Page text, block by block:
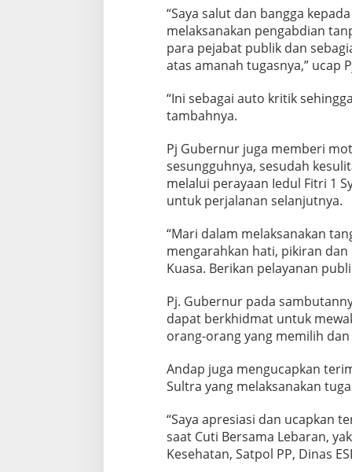
“Saya salut dan bangga
melaksanakan pengabdian
para pejabat publik dan
atas amanah tugasnya,” ucap
“Ini sebagai auto kritik
tambahnya.
Pj Gubernur juga memberi
sesungguhnya, sesudah
melalui perayaan Iedul Fitri 1
untuk perjalanan selanjutnya.
“Mari dalam melaksanakan
mengarahkan hati, pikiran dan
Kuasa. Berikan pelayanan
Pj. Gubernur pada
dapat berkhidmat untuk
orang-orang yang memilih
Andap juga mengucapkan
Sultra yang melaksanakan
“Saya apresiasi dan ucapkan
saat Cuti Bersama Lebaran,
Kesehatan, Satpol PP, Dinas